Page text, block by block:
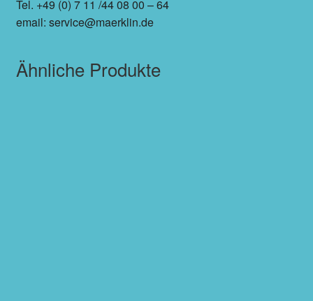
Tel. +49 (0) 7 11 /44 08 00 – 64
email: service@maerklin.de
Ähnliche Produkte